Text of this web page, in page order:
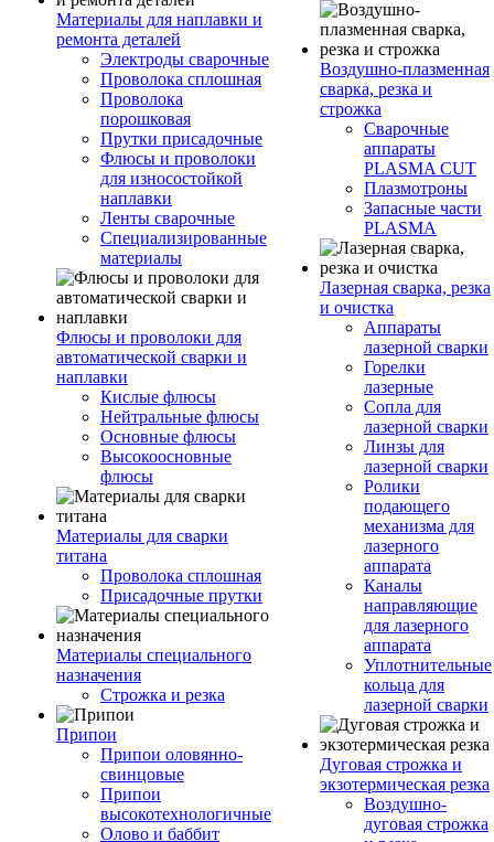
Материалы для наплавки и
ремонта деталей
Электроды сварочные
Проволока сплошная
Проволока
порошковая
Прутки присадочные
Флюсы и проволоки
для износостойкой
наплавки
Ленты сварочные
Специализированные
материалы
Флюсы и проволоки для
автоматической сварки и
наплавки
Кислые флюсы
Нейтральные флюсы
Основные флюсы
Высокоосновные
флюсы
Материалы для сварки
титана
Проволока сплошная
Присадочные прутки
Материалы специального
назначения
Строжка и резка
Припои
Припои оловянно-
свинцовые
Припои
высокотехнологичные
Олово и баббит
Воздушно-плазменная
сварка, резка и
строжка
Сварочные
аппараты
PLASMA CUT
Плазмотроны
Запасные части
PLASMA
Лазерная сварка, резка
и очистка
Аппараты
лазерной сварки
Горелки
лазерные
Сопла для
лазерной сварки
Линзы для
лазерной сварки
Ролики
подающего
механизма для
лазерного
аппарата
Каналы
направляющие
для лазерного
аппарата
Уплотнительные
кольца для
лазерной сварки
Дуговая строжка и
экзотермическая резка
Воздушно-
дуговая строжка